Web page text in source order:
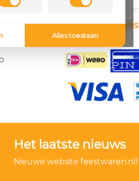
Betaalmethodes
Het laatste nieuws
Nieuwe website feestwaren.nl!
Alles toestaan